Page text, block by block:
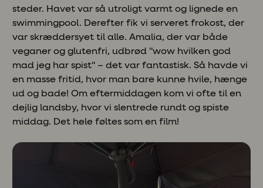
steder. Havet var så utroligt varmt og lignede en
swimmingpool. Derefter fik vi serveret frokost, der
var skræddersyet til alle. Amalia, der var både
veganer og glutenfri, udbrød "wow hvilken god
mad jeg har spist" – det var fantastisk. Så havde vi
en masse fritid, hvor man bare kunne hvile, hænge
ud og bade! Om eftermiddagen kom vi ofte til en
dejlig landsby, hvor vi slentrede rundt og spiste
middag. Det hele føltes som en film!